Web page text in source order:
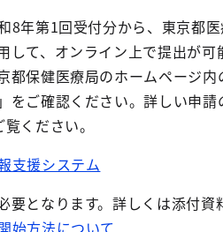
第1回受付分から、東京都医
て、オンライン上で提出が可
都保健医療局のホームページ内
ご確認ください。詳しい申請
ください。
支援システム
要となります。詳しくは添付資
始方法について